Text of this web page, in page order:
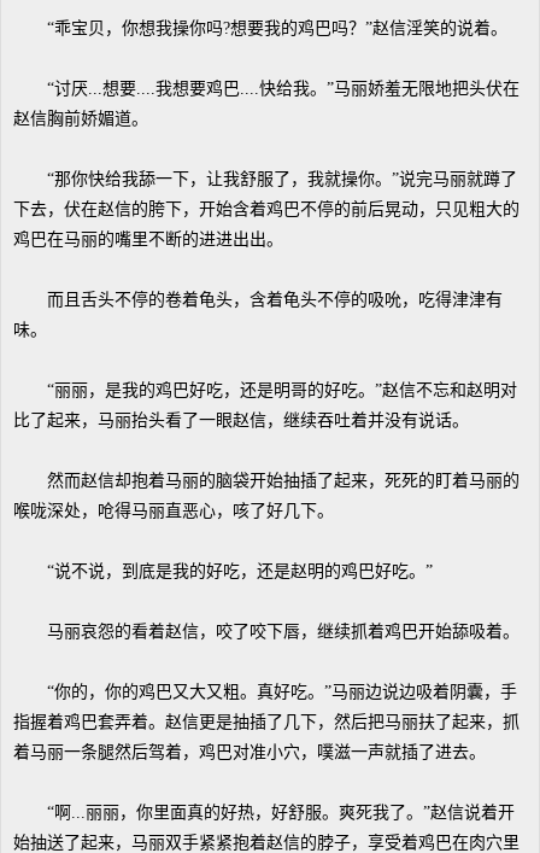
“乖宝贝，你想我操你吗?想要我的鸡巴吗？”赵信淫笑的说着。
“讨厌...想要....我想要鸡巴....快给我。”马丽娇羞无限地把头伏在
赵信胸前娇媚道。
“那你快给我舔一下，让我舒服了，我就操你。”说完马丽就蹲了
下去，伏在赵信的胯下，开始含着鸡巴不停的前后晃动，只见粗大的
鸡巴在马丽的嘴里不断的进进出出。
而且舌头不停的卷着龟头，含着龟头不停的吸吮，吃得津津有
味。
“丽丽，是我的鸡巴好吃，还是明哥的好吃。”赵信不忘和赵明对
比了起来，马丽抬头看了一眼赵信，继续吞吐着并没有说话。
然而赵信却抱着马丽的脑袋开始抽插了起来，死死的盯着马丽的
喉咙深处，呛得马丽直恶心，咳了好几下。
“说不说，到底是我的好吃，还是赵明的鸡巴好吃。”
马丽哀怨的看着赵信，咬了咬下唇，继续抓着鸡巴开始舔吸着。
“你的，你的鸡巴又大又粗。真好吃。”马丽边说边吸着阴囊，手
指握着鸡巴套弄着。赵信更是抽插了几下，然后把马丽扶了起来，抓
着马丽一条腿然后驾着，鸡巴对准小穴，噗滋一声就插了进去。
“啊...丽丽，你里面真的好热，好舒服。爽死我了。”赵信说着开
始抽送了起来，马丽双手紧紧抱着赵信的脖子，享受着鸡巴在肉穴里